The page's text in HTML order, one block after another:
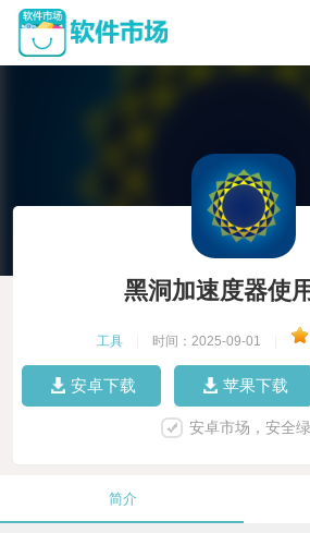
黑洞加速度器使
工具 时间：2025-09-01
安卓下载 苹果下载
安卓市场，安全
简介